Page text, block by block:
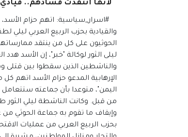
لأنها انتقدت فسادهم..
#اسرار_سياسية: اتهم حزام
والقيادية بحزب الربيع العربي ليلي
الحوثيون على كل من ينتقد
ليلى الثور لوكالة "خبر"، إن الأسد
والناشطين الذين سقطوا بين قتلى
الإرهابية المدعو حزام الأسد اتهم
اليمن"، متوعدا بأن جماعته
من قبل. وكانت الناشطة ليلي
وإيقاف ما تقوم به جماعة الحوثي
بحزب الربيع العربي من عمليات